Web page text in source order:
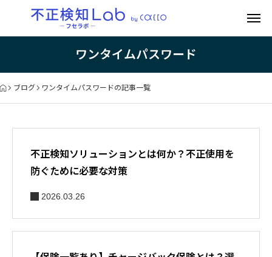
ワンタイムパスワード
ブログ ワンタイムパスワードの記事一覧
不正検知ソリューションとは何か？不正使用を
防ぐために必要な対策
2026.03.26